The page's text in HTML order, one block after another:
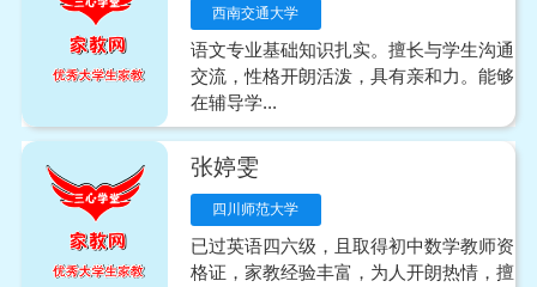
西南交通大学
语文专业基础知识扎实。擅长与学生沟通
交流，性格开朗活泼，具有亲和力。能够
在辅导学...
张婷雯
四川师范大学
已过英语四六级，且取得初中数学教师资
格证，家教经验丰富，为人开朗热情，擅